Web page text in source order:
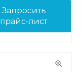
Запросить
прайс-лист